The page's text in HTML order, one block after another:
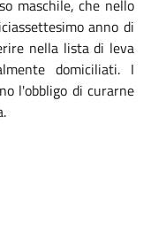
maschile, che nello
anno di
nella lista di leva
domiciliati. I
l'obbligo di curarne